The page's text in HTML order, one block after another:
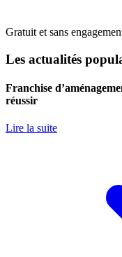
Gratuit et sans
Les actualités
Franchise
réussir
Lire la suite